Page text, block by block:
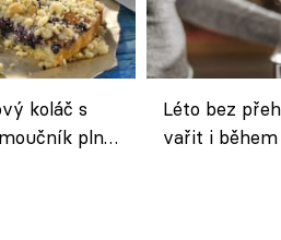
koláč s
plný
Léto bez
vařit i